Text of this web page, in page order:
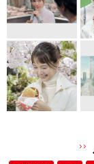
b
o
o
k